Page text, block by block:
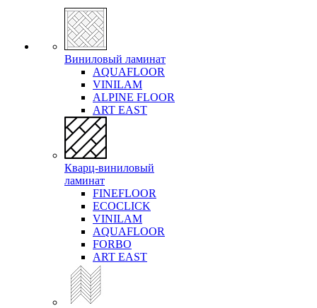
Виниловый ламинат
AQUAFLOOR
VINILAM
ALPINE FLOOR
ART EAST
Кварц-виниловый
ламинат
FINEFLOOR
ECOCLICK
VINILAM
AQUAFLOOR
FORBO
ART EAST